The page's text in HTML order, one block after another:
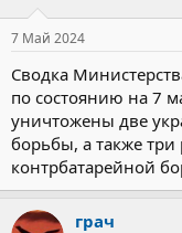
7 Май 2024
Сводка
по состоянию на 7
уничтожены две
борьбы, а также
контрбатарейной
грач